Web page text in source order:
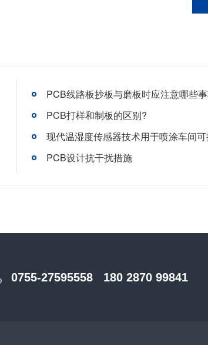
PCB线路板抄板与磨板时应注意哪些事
PCB打样和制板的区别?
现代温湿度传感器技术用于喷涂车间
PCB设计抗干扰措施
0755-27595558 180 2870 99841